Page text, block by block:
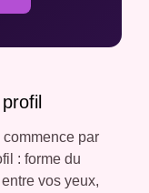
par
: forme du
vos yeux,